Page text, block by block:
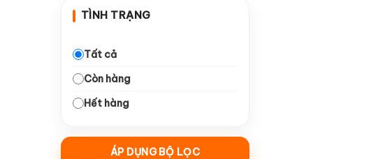
— Dao Tideway
—Collet giữ dao
— Dao đục gỗ
—Dao ngành quảng cáo
—Động Cơ & Driver 21
TÌNH TRẠNG
Tất cả
Còn hàng
Hết hàng
ÁP DỤNG BỘ LỌC